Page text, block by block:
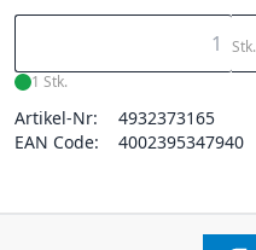
Stk.
1 Stk.
Artikel-Nr:
4932373165
EAN Code:
4002395347940